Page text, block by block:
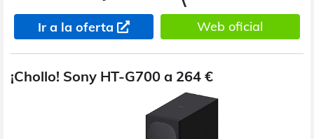
Ir a la oferta Web oficial
¡Chollo! Sony HT-G700 a 264 €